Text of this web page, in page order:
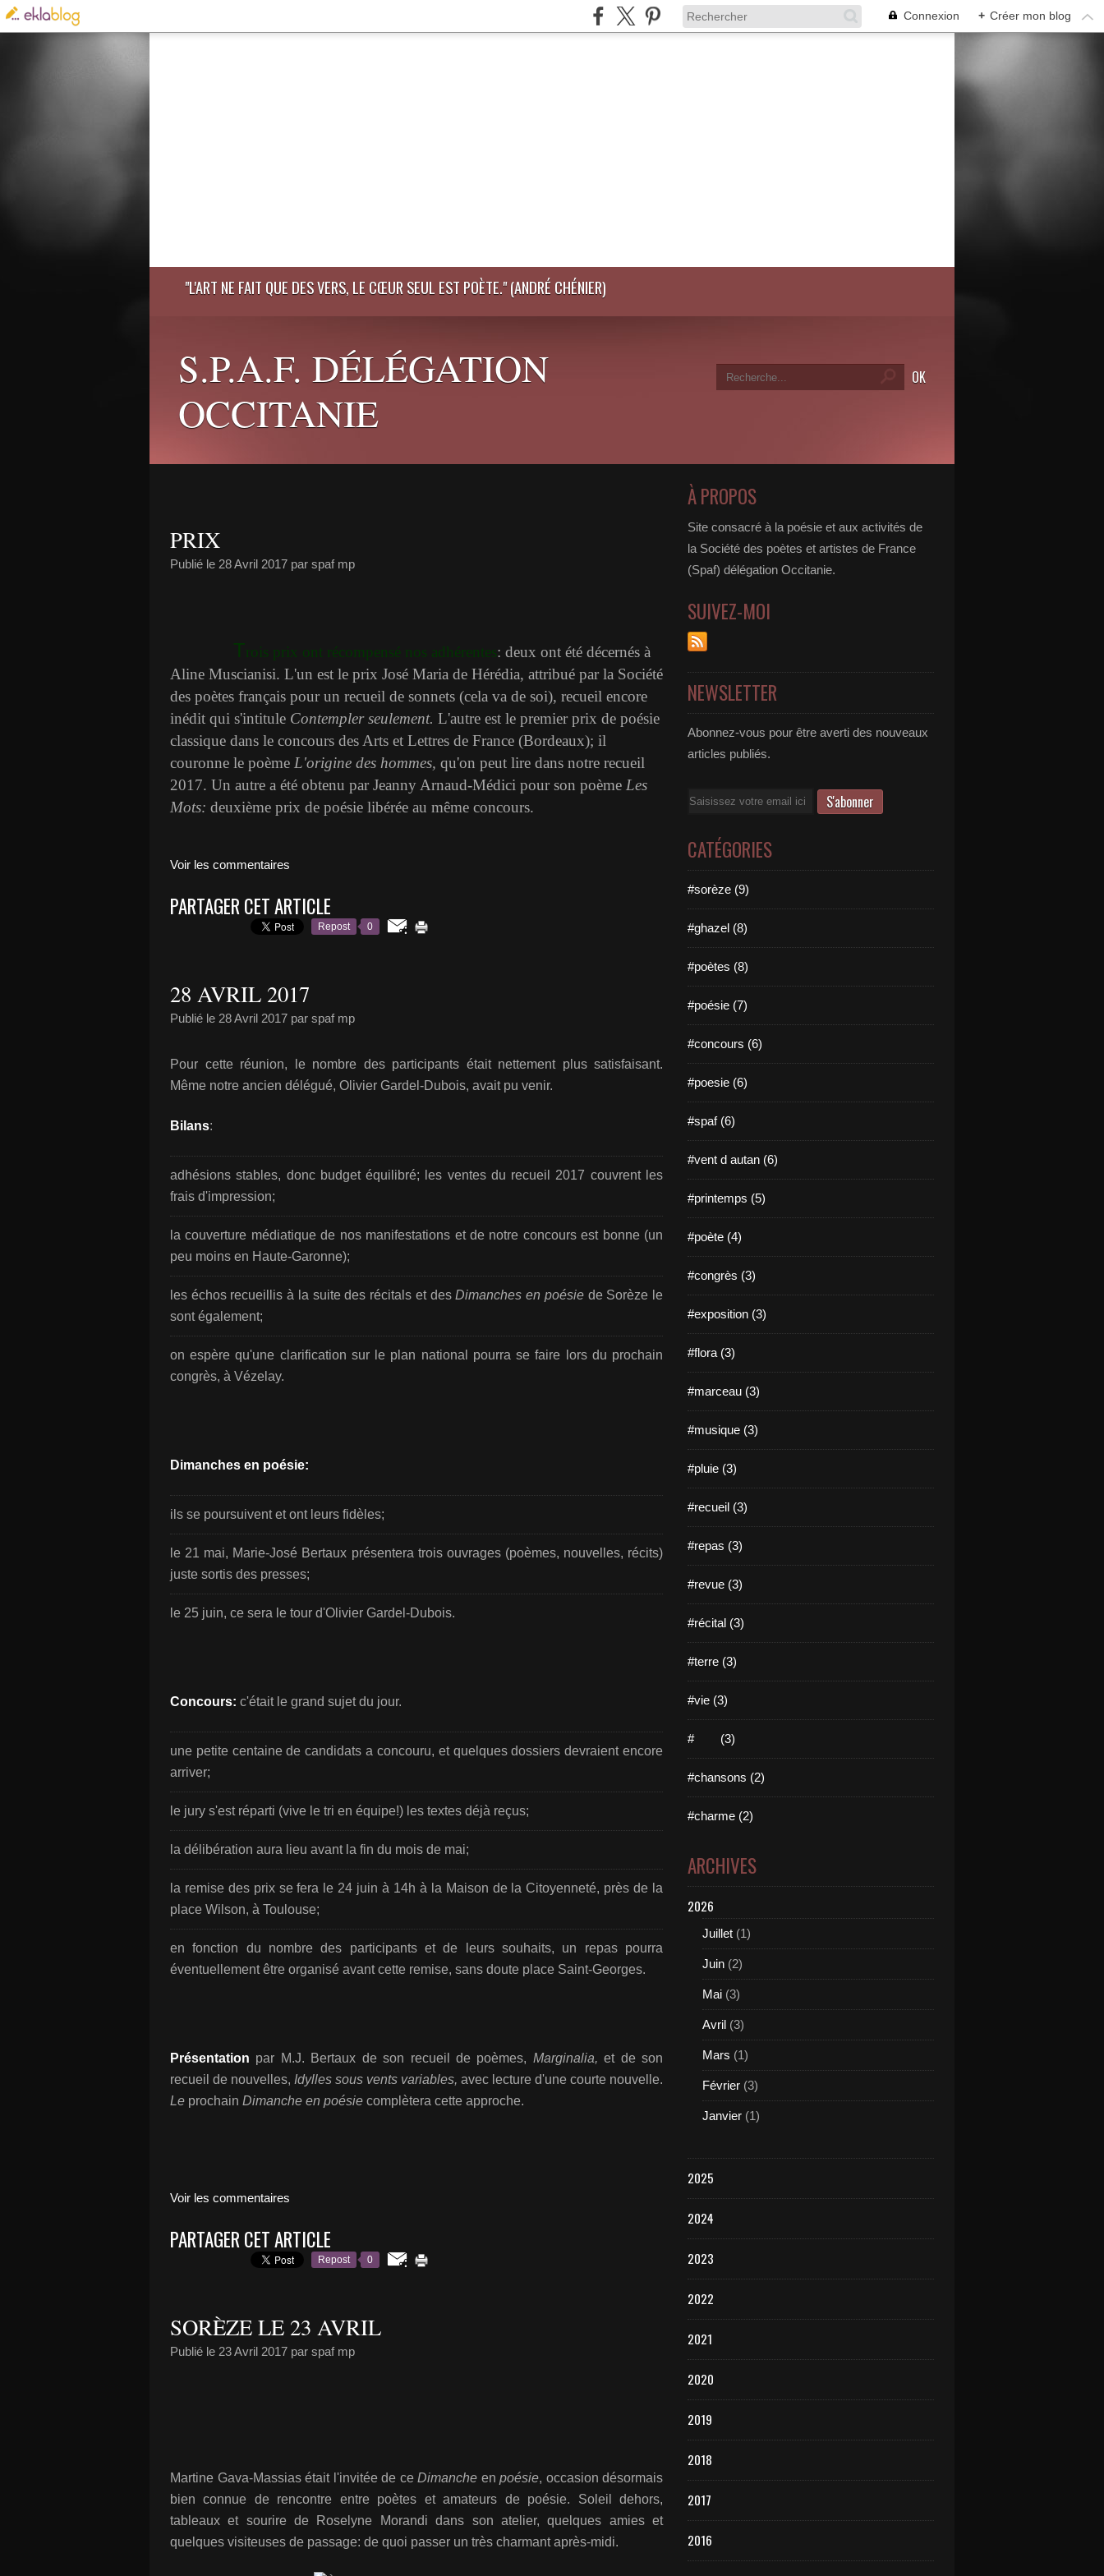
Connexion + Créer mon blog
"L'ART NE FAIT QUE DES VERS, LE CŒUR SEUL EST POÈTE." (ANDRÉ CHÉNIER)
S.P.A.F. DÉLÉGATION
OCCITANIE
PRIX
Publié le 28 Avril 2017 par spaf mp
Trois prix ont récompensé nos adhérentes: deux ont été décernés à
Aline Muscianisi. L'un est le prix José Maria de Hérédia, attribué par la Société
des poètes français pour un recueil de sonnets (cela va de soi), recueil encore
inédit qui s'intitule Contempler seulement. L'autre est le premier prix de poésie
classique dans le concours des Arts et Lettres de France (Bordeaux); il
couronne le poème L'origine des hommes, qu'on peut lire dans notre recueil
2017. Un autre a été obtenu par Jeanny Arnaud-Médici pour son poème Les
Mots: deuxième prix de poésie libérée au même concours.
Voir les commentaires
PARTAGER CET ARTICLE
Repost 0
28 AVRIL 2017
Publié le 28 Avril 2017 par spaf mp
Pour cette réunion, le nombre des participants était nettement plus satisfaisant.
Même notre ancien délégué, Olivier Gardel-Dubois, avait pu venir.
Bilans:
adhésions stables, donc budget équilibré; les ventes du recueil 2017 couvrent les
frais d'impression;
la couverture médiatique de nos manifestations et de notre concours est bonne (un
peu moins en Haute-Garonne);
les échos recueillis à la suite des récitals et desDimanches en poésie de Sorèze le
sont également;
on espère qu'une clarification sur le plan national pourra se faire lors du prochain
congrès, à Vézelay.
Dimanches en poésie:
ils se poursuivent et ont leurs fidèles;
le 21 mai, Marie-José Bertaux présentera trois ouvrages (poèmes, nouvelles, récits)
juste sortis des presses;
le 25 juin, ce sera le tour d'Olivier Gardel-Dubois.
Concours: c'était le grand sujet du jour.
une petite centaine de candidats a concouru, et quelques dossiers devraient encore
arriver;
le jury s'est réparti (vive le tri en équipe!) les textes déjà reçus;
la délibération aura lieu avant la fin du mois de mai;
la remise des prix se fera le 24 juin à 14h à la Maison de la Citoyenneté, près de la
place Wilson, à Toulouse;
en fonction du nombre des participants et de leurs souhaits, un repas pourra
éventuellement être organisé avant cette remise, sans doute place Saint-Georges.
Présentation par M.J. Bertaux de son recueil de poèmes, Marginalia,et de son
recueil de nouvelles, Idylles sous vents variables, avec lecture d'une courte nouvelle.
Le prochain Dimanche en poésie complètera cette approche.
Voir les commentaires
PARTAGER CET ARTICLE
Repost 0
SORÈZE LE 23 AVRIL
Publié le 23 Avril 2017 par spaf mp
Martine Gava-Massias était l'invitée de ce Dimanche en poésie, occasion désormais
bien connue de rencontre entre poètes et amateurs de poésie. Soleil dehors,
tableaux et sourire de Roselyne Morandi dans son atelier, quelques amies et
quelques visiteuses de passage: de quoi passer un très charmant après-midi.
À PROPOS
Site consacré à la poésie et aux activités de
la Société des poètes et artistes de France
(Spaf) délégation Occitanie.
SUIVEZ-MOI
NEWSLETTER
Abonnez-vous pour être averti des nouveaux
articles publiés.
Email
CATÉGORIES
#sorèze (9)
#ghazel (8)
#poètes (8)
#poésie (7)
#concours (6)
#poesie (6)
#spaf (6)
#vent d autan (6)
#printemps (5)
#poète (4)
#congrès (3)
#exposition (3)
#flora (3)
#marceau (3)
#musique (3)
#pluie (3)
#recueil (3)
#repas (3)
#revue (3)
#récital (3)
#terre (3)
#vie (3)
# (3)
#chansons (2)
#charme (2)
ARCHIVES
2026
Juillet (1)
Juin (2)
Mai (3)
Avril (3)
Mars (1)
Février (3)
Janvier (1)
2025
2024
2023
2022
2021
2020
2019
2018
2017
2016